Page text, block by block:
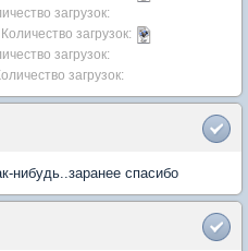
загрузок:
загрузок:
загрузок:
загрузок:
нибудь..заранее спасибо